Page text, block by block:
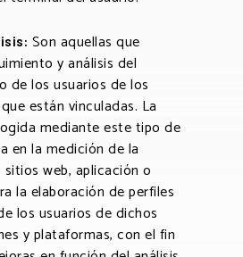
Son aquellas que
y análisis del
de los usuarios de los
están vinculadas. La
mediante este tipo de
en la medición de la
web, aplicación o
la elaboración de perfiles
los usuarios de dichos
y plataformas, con el fin